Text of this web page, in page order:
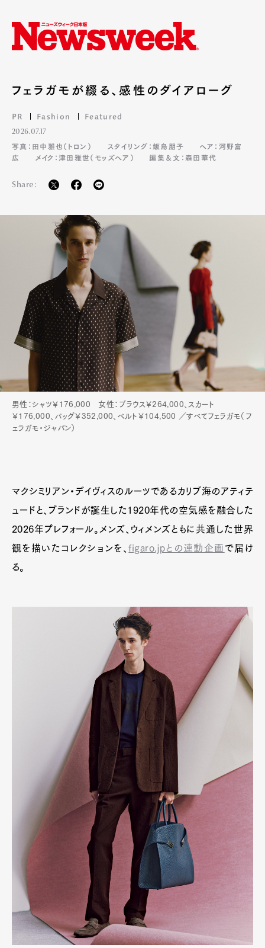
Product Culture
Pen Membership
Magazine
Official Columnist
Contact
Pen Meet
Pen international
フェラガモが綴る、感性のダイアローグ
PR Fashion Featured
2026.07.17
写真：田中雅也（トロン）
スタイリング：飯島朋子
ヘア：河野富
広
メイク：津田雅世（モッズヘア） 編集＆文：森田華代
Share:
男性：シャツ￥176,000 女性：ブラウス￥264,000、スカート
￥176,000、バッグ￥352,000、ベルト￥104,500 ／すべてフェラガモ（フ
ェラガモ・ジャパン）
マクシミリアン・デイヴィスのルーツであるカリブ海のアティテ
ュードと、ブランドが誕生した1920年代の空気感を融合した
2026年プレフォール。メンズ、ウィメンズともに共通した世界
観を描いたコレクションを、figaro.jpとの連動企画 で届け
る。